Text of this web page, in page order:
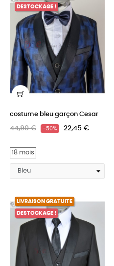
DESTOCKAGE !
costume bleu garçon Cesar
44,90 € -50% 22,45 €
18 mois
LIVRAISON GRATUITE
DESTOCKAGE !